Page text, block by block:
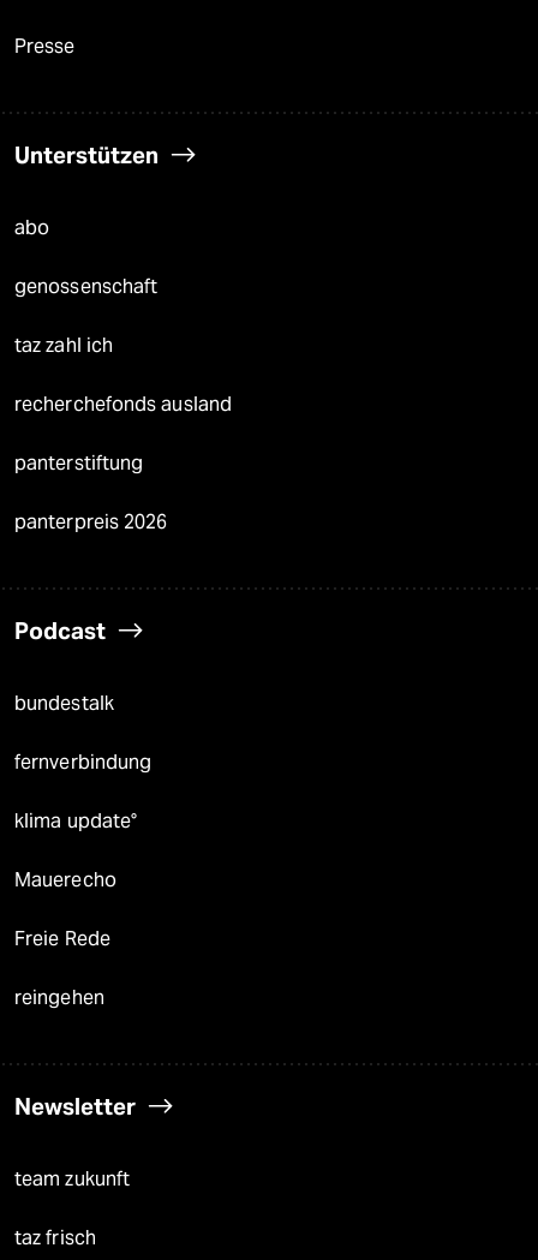
Presse
Unterstützen
abo
genossenschaft
taz zahl ich
recherchefonds ausland
panterstiftung
panterpreis 2026
Podcast
bundestalk
fernverbindung
klima update°
Mauerecho
Freie Rede
reingehen
Newsletter
team zukunft
taz frisch